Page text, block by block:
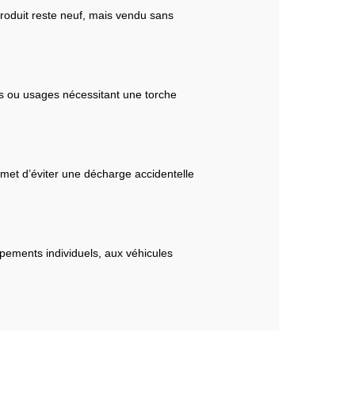
reste neuf, mais vendu sans
ou usages nécessitant une torche
d’éviter une décharge accidentelle
individuels, aux véhicules